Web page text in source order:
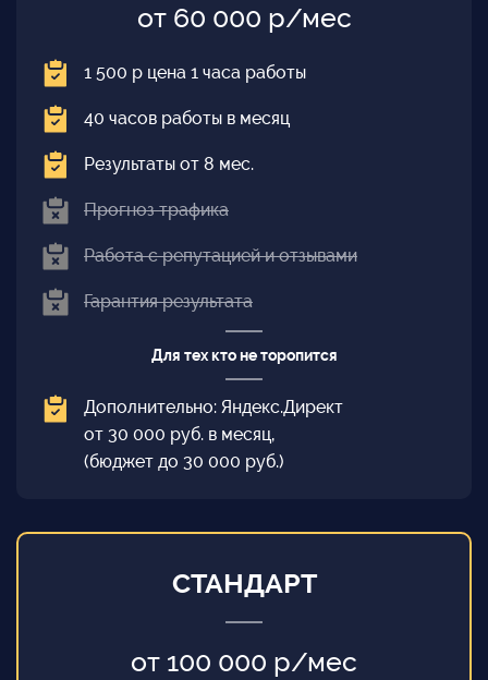
от 60 000 р/мес
1 500 р цена 1 часа работы
40 часов работы в месяц
Результаты от 8 мес.
Прогноз трафика
Работа с репутацией и отзывами
Гарантия результата
Для тех кто не торопится
Дополнительно: Яндекс.Директ
от 30 000 руб. в месяц,
(бюджет до 30 000 руб.)
СТАНДАРТ
от 100 000 р/мес